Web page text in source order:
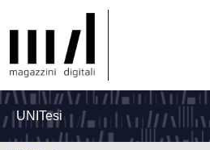
UNITesi